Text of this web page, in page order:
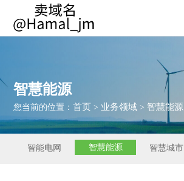
智慧能源
您当前的位置：首页 > 业务领域 > 智慧能源
智能电网 智慧能源 智慧城市